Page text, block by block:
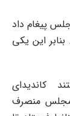
پیغام داد
این یکی
کاندیدای
مجلس منصرف